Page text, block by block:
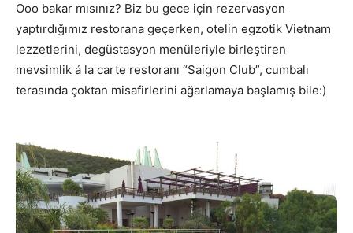
Ooo bakar mısınız? Biz bu gece için rezervasyon
yaptırdığımız restorana geçerken, otelin egzotik Vietnam
lezzetlerini, degüstasyon menüleriyle birleştiren
mevsimlik á la carte restoranı “Saigon Club”, cumbalı
terasında çoktan misafirlerini ağarlamaya başlamış bile:)